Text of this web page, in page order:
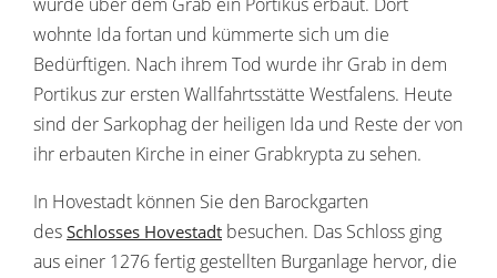
wohnte Ida fortan und kümmerte sich um die
Bedürftigen. Nach ihrem Tod wurde ihr Grab in dem
Portikus zur ersten Wallfahrtsstätte Westfalens. Heute
sind der Sarkophag der heiligen Ida und Reste der von
ihr erbauten Kirche in einer Grabkrypta zu sehen.
In Hovestadt können Sie den Barockgarten
des Schlosses Hovestadt besuchen. Das Schloss ging
aus einer 1276 fertig gestellten Burganlage hervor, die